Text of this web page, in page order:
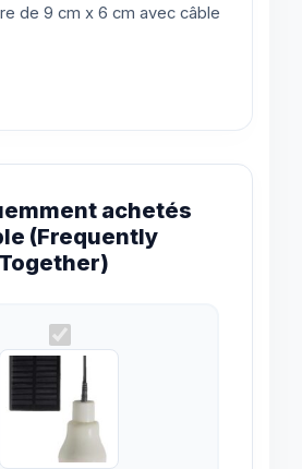
de 9 cm x 6 cm avec câble
achetés
(Frequently